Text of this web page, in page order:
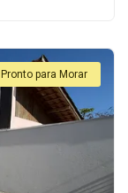
Pronto para Morar